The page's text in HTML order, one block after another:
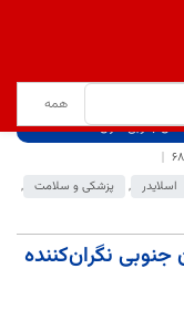
جنوبی نگران‌کننده است
اسلایدر , پزشکی و سلامت ,
جنوبی نگران‌کننده